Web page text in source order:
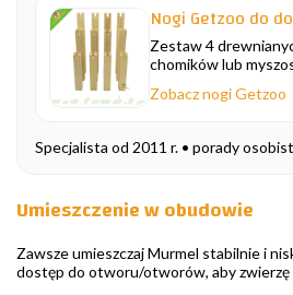
Nogi Getzoo do
Zestaw 4
chomików lub
Zobacz nogi Getzoo
Specjalista od 2011 r. • porady
Umieszczenie w obudowie
Zawsze umieszczaj Murmel stabilnie i
dostęp do otworu/otworów, aby zwierzę